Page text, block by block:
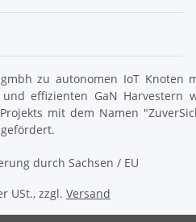
zu autonomen IoT Knoten
effizienten GaN Harvestern
Projekts mit dem Namen
USt., zzgl. Versand